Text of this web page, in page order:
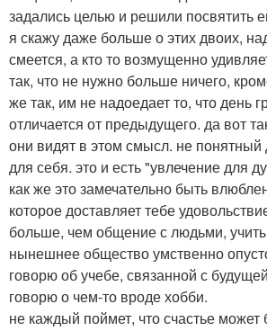
задались целью и решили посвятить
я скажу даже больше о этих двоих,
смеется, а кто то возмущенно
так, что не нужно больше ничего,
же так, им не надоедает то, что день
отличается от предыдущего. да вот
они видят в этом смысл. не понятный
для себя. это и есть "увлечение для
как же это замечательно быть
которое доставляет тебе
больше, чем общение с людьми,
нынешнее общество умственно
говорю об учебе, связанной с
говорю о чем-то вроде хобби.
не каждый поймет, что счастье может